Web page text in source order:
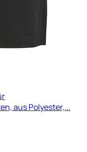
aus Polyester,...